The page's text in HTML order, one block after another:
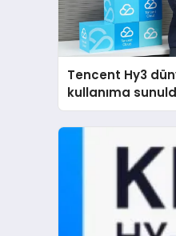
Tencent Hy3
kullanıma